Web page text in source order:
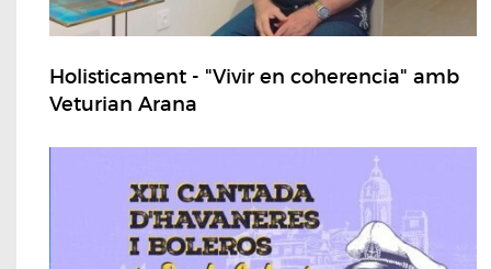
Holisticament - "Vivir en coherencia" amb
Veturian Arana